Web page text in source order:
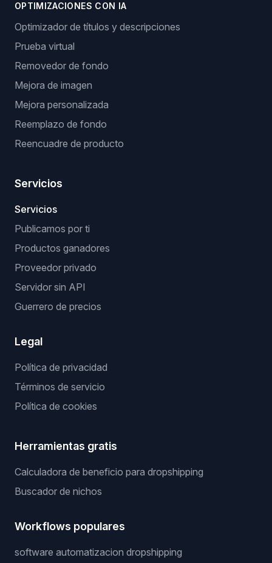
OPTIMIZACIONES CON IA
Optimizador de títulos y descripciones
Prueba virtual
Removedor de fondo
Mejora de imagen
Mejora personalizada
Reemplazo de fondo
Reencuadre de producto
Servicios
Servicios
Publicamos por ti
Productos ganadores
Proveedor privado
Servidor sin API
Guerrero de precios
Legal
Política de privacidad
Términos de servicio
Política de cookies
Herramientas gratis
Calculadora de beneficio para dropshipping
Buscador de nichos
Workflows populares
software automatizacion dropshipping